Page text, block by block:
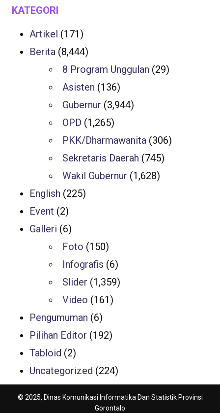
KATEGORI
Artikel (171)
Berita (8,444)
8 Program Unggulan (29)
Asisten (136)
Gubernur (3,944)
OPD (1,265)
PKK/Dharmawanita (306)
Sekretaris Daerah (745)
Wakil Gubernur (1,628)
English (225)
Event (2)
Galleri (6)
Foto (150)
Infografis (6)
Slider (1,359)
Video (161)
Pengumuman (6)
Pilihan Editor (192)
Tabloid (2)
Uncategorized (224)
© 2025, Dinas Komunikasi Informatika Dan Statistik Provinsi
Gorontalo